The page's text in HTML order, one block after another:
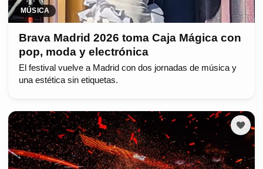
MÚSICA
Brava Madrid 2026 toma Caja Mágica con
pop, moda y electrónica
El festival vuelve a Madrid con dos jornadas de música y
una estética sin etiquetas.